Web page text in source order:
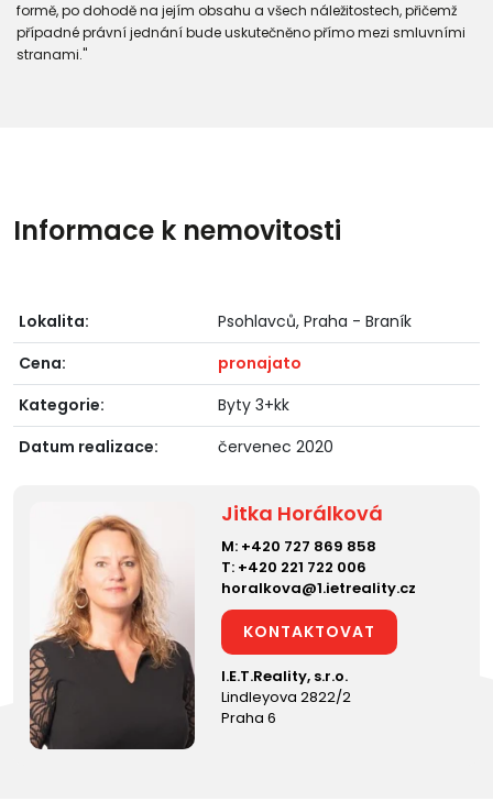
formě, po dohodě na jejím obsahu a všech náležitostech, přičemž
případné právní jednání bude uskutečněno přímo mezi smluvními
stranami."
Informace k nemovitosti
Lokalita:
Psohlavců, Praha - Braník
Cena:
pronajato
Kategorie:
Byty 3+kk
Datum realizace:
červenec 2020
Jitka Horálková
M: +420 727 869 858
T: +420 221 722 006
horalkova@1.ietreality.cz
KONTAKTOVAT
I.E.T.Reality, s.r.o.
Lindleyova 2822/2
Praha 6